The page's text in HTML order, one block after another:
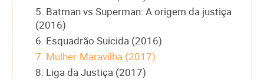
5. Batman vs Superman: A origem da justiça
(2016)
6. Esquadrão Suicida (2016)
7. Mulher-Maravilha (2017)
8. Liga da Justiça (2017)